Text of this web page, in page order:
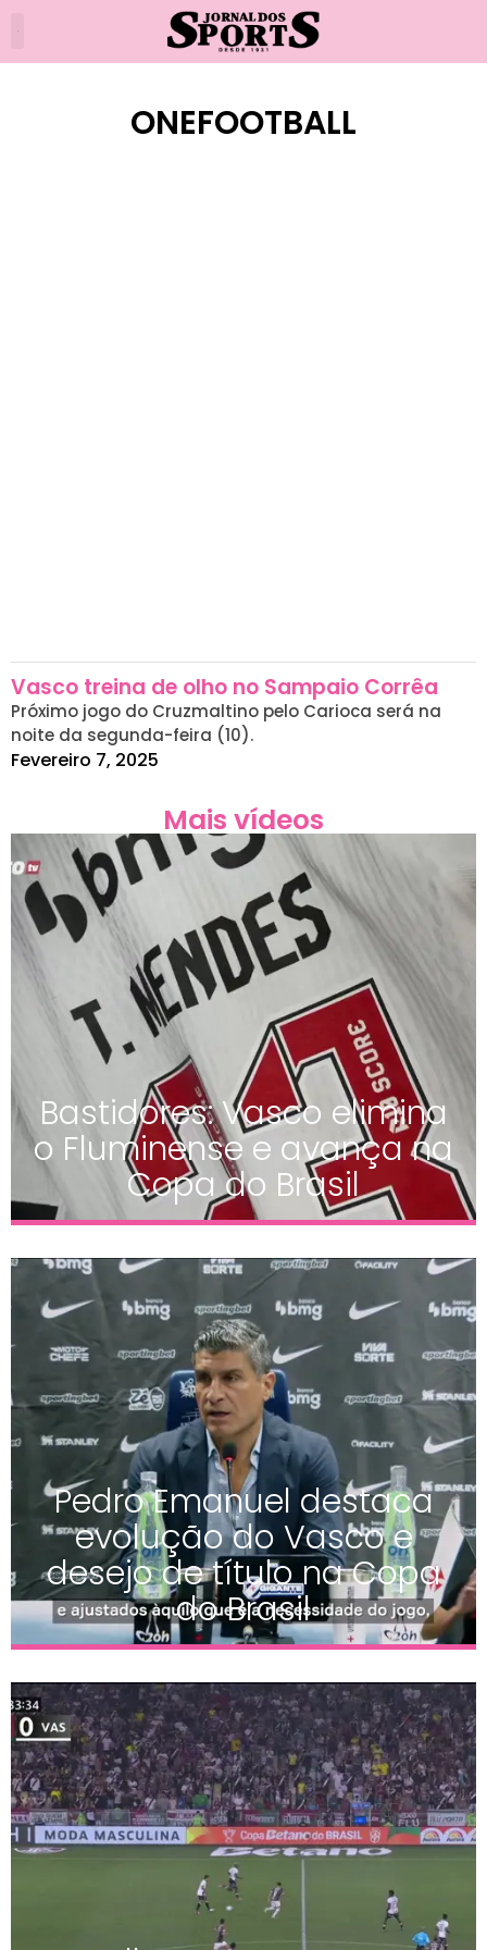
ONEFOOTBALL
Vasco treina de olho no Sampaio Corrêa
Próximo jogo do Cruzmaltino pelo Carioca será na
noite da segunda-feira (10).
Fevereiro 7, 2025
Mais vídeos
Bastidores: Vasco elimina
o Fluminense e avança na
Copa do Brasil
Pedro Emanuel destaca
evolução do Vasco e
desejo de título na Copa
do Brasil